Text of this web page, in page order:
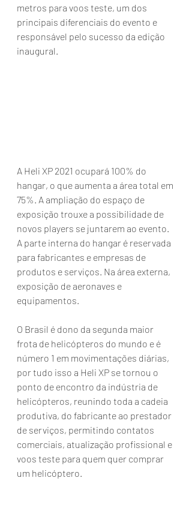
metros para voos teste, um dos
principais diferenciais do evento e
responsável pelo sucesso da edição
inaugural.
A Heli XP 2021 ocupará 100% do
hangar, o que aumenta a área total em
75%. A ampliação do espaço de
exposição trouxe a possibilidade de
novos players se juntarem ao evento.
A parte interna do hangar é reservada
para fabricantes e empresas de
produtos e serviços. Na área externa,
exposição de aeronaves e
equipamentos.
O Brasil é dono da segunda maior
frota de helicópteros do mundo e é
número 1 em movimentações diárias,
por tudo isso a Heli XP se tornou o
ponto de encontro da indústria de
helicópteros, reunindo toda a cadeia
produtiva, do fabricante ao prestador
de serviços, permitindo contatos
comerciais, atualização profissional e
voos teste para quem quer comprar
um helicóptero.